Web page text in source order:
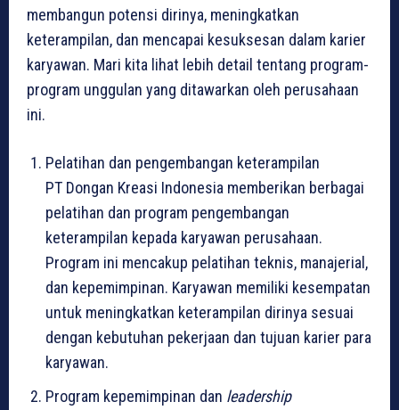
membangun potensi dirinya, meningkatkan
keterampilan, dan mencapai kesuksesan dalam karier
karyawan. Mari kita lihat lebih detail tentang program-
program unggulan yang ditawarkan oleh perusahaan
ini.
Pelatihan dan pengembangan keterampilan
PT Dongan Kreasi Indonesia memberikan berbagai
pelatihan dan program pengembangan
keterampilan kepada karyawan perusahaan.
Program ini mencakup pelatihan teknis, manajerial,
dan kepemimpinan. Karyawan memiliki kesempatan
untuk meningkatkan keterampilan dirinya sesuai
dengan kebutuhan pekerjaan dan tujuan karier para
karyawan.
Program kepemimpinan dan leadership